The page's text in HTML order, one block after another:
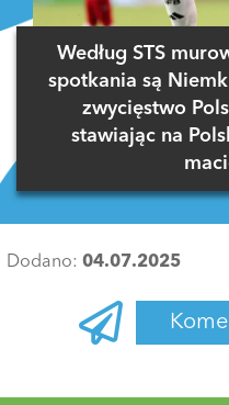
Według STS
spotkania są
zwycięstwo
stawiając na
Dodano: 04.07.2025